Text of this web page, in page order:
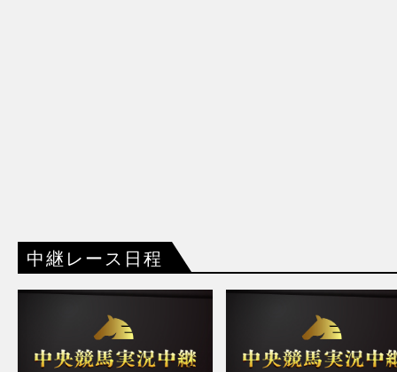
中継レース日程